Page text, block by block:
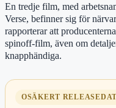
En tredje film, med
Verse, befinner sig för
rapporterar att
spinoff-film, även om
knapphändiga.
OSÄKERT